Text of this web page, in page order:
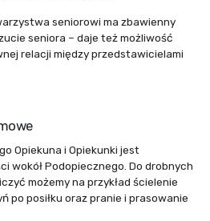
seniorowi ma zbawienny
seniora – daje też możliwość
relacji między przedstawicielami
Opiekuna i Opiekunki jest
wokół Podopiecznego. Do drobnych
możemy na przykład ścielenie
po posiłku oraz pranie i prasowanie